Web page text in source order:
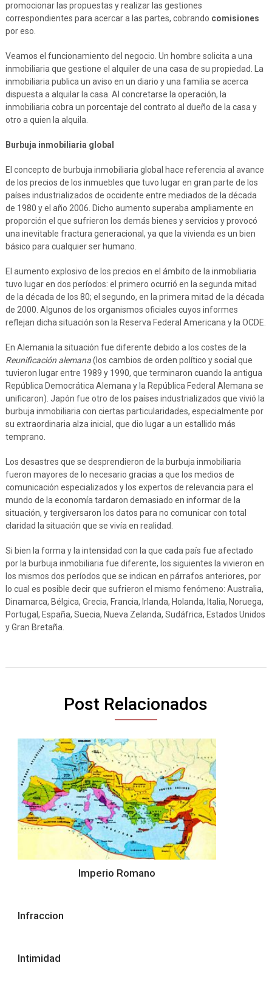
promocionar las propuestas y realizar las gestiones
correspondientes para acercar a las partes, cobrando comisiones
por eso.
Veamos el funcionamiento del negocio. Un hombre solicita a una
inmobiliaria que gestione el alquiler de una casa de su propiedad. La
inmobiliaria publica un aviso en un diario y una familia se acerca
dispuesta a alquilar la casa. Al concretarse la operación, la
inmobiliaria cobra un porcentaje del contrato al dueño de la casa y
otro a quien la alquila.
Burbuja inmobiliaria global
El concepto de burbuja inmobiliaria global hace referencia al avance
de los precios de los inmuebles que tuvo lugar en gran parte de los
países industrializados de occidente entre mediados de la década
de 1980 y el año 2006. Dicho aumento superaba ampliamente en
proporción el que sufrieron los demás bienes y servicios y provocó
una inevitable fractura generacional, ya que la vivienda es un bien
básico para cualquier ser humano.
El aumento explosivo de los precios en el ámbito de la inmobiliaria
tuvo lugar en dos períodos: el primero ocurrió en la segunda mitad
de la década de los 80; el segundo, en la primera mitad de la década
de 2000. Algunos de los organismos oficiales cuyos informes
reflejan dicha situación son la Reserva Federal Americana y la OCDE.
En Alemania la situación fue diferente debido a los costes de la
Reunificación alemana(los cambios de orden político y social que
tuvieron lugar entre 1989 y 1990, que terminaron cuando la antigua
República Democrática Alemana y la República Federal Alemana se
unificaron). Japón fue otro de los países industrializados que vivió la
burbuja inmobiliaria con ciertas particularidades, especialmente por
su extraordinaria alza inicial, que dio lugar a un estallido más
temprano.
Los desastres que se desprendieron de la burbuja inmobiliaria
fueron mayores de lo necesario gracias a que los medios de
comunicación especializados y los expertos de relevancia para el
mundo de la economía tardaron demasiado en informar de la
situación, y tergiversaron los datos para no comunicar con total
claridad la situación que se vivía en realidad.
Si bien la forma y la intensidad con la que cada país fue afectado
por la burbuja inmobiliaria fue diferente, los siguientes la vivieron en
los mismos dos períodos que se indican en párrafos anteriores, por
lo cual es posible decir que sufrieron el mismo fenómeno: Australia,
Dinamarca, Bélgica, Grecia, Francia, Irlanda, Holanda, Italia, Noruega,
Portugal, España, Suecia, Nueva Zelanda, Sudáfrica, Estados Unidos
y Gran Bretaña.
Post Relacionados
Imperio Romano
Infraccion
Intimidad